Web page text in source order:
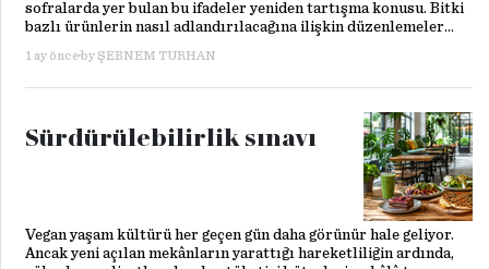
sofralarda yer bulan bu ifadeler yeniden tartışma konusu. Bitki
bazlı ürünlerin nasıl adlandırılacağına ilişkin düzenlemeler
üreticilerin rekabet koşullarını ve alternatif beslenmenin
1 ay önceby ŞEBNEM TURHAN
Sürdürülebilirlik sınavı
Vegan yaşam kültürü her geçen gün daha görünür hale geliyor.
Ancak yeni açılan mekânların yarattığı hareketliliğin ardında,